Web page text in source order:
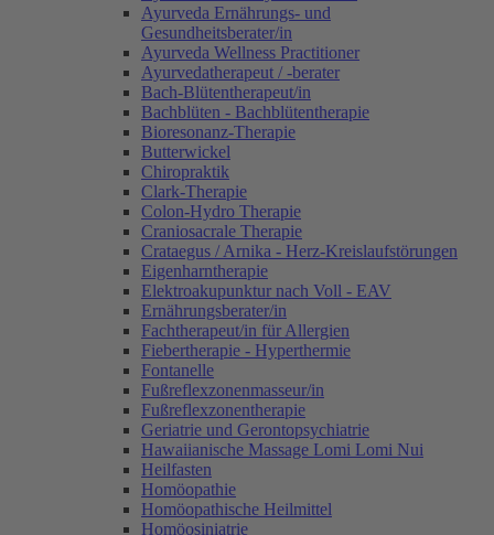
Ayurveda Ernährungs- und
Gesundheitsberater/in
Ayurveda Wellness Practitioner
Ayurvedatherapeut / -berater
Bach-Blütentherapeut/in
Bachblüten - Bachblütentherapie
Bioresonanz-Therapie
Butterwickel
Chiropraktik
Clark-Therapie
Colon-Hydro Therapie
Craniosacrale Therapie
Crataegus / Arnika - Herz-Kreislaufstörungen
Eigenharntherapie
Elektroakupunktur nach Voll - EAV
Ernährungsberater/in
Fachtherapeut/in für Allergien
Fiebertherapie - Hyperthermie
Fontanelle
Fußreflexzonenmasseur/in
Fußreflexzonentherapie
Geriatrie und Gerontopsychiatrie
Hawaiianische Massage Lomi Lomi Nui
Heilfasten
Homöopathie
Homöopathische Heilmittel
Homöosiniatrie